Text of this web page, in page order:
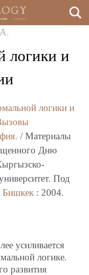
логики и
логики и
/ Материалы
Дню
Под
Бишкек : 2004.
усиливается
логике.
развития